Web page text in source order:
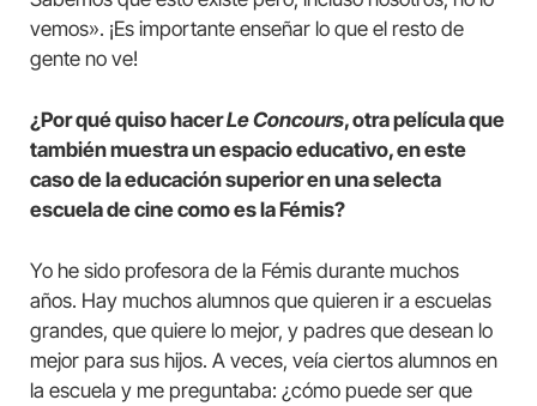
vemos». ¡Es importante enseñar lo que el resto de
gente no ve!
¿Por qué quiso hacerLe Concours, otra película que
también muestra un espacio educativo, en este
caso de la educación superior en una selecta
escuela de cine como es la Fémis?
Yo he sido profesora de la Fémis durante muchos
años. Hay muchos alumnos que quieren ir a escuelas
grandes, que quiere lo mejor, y padres que desean lo
mejor para sus hijos. A veces, veía ciertos alumnos en
la escuela y me preguntaba: ¿cómo puede ser que